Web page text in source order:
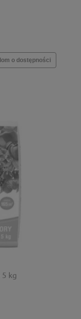
o dostępności
5 kg